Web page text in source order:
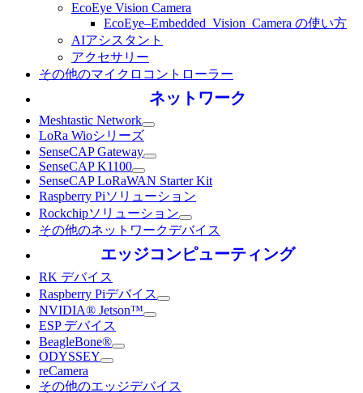
EcoEye Vision Camera
EcoEye–Embedded_Vision_Camera の使い方
AIアシスタント
アクセサリー
その他のマイクロコントローラー
ネットワーク
Meshtastic Network
LoRa Wioシリーズ
SenseCAP Gateway
SenseCAP K1100
SenseCAP LoRaWAN Starter Kit
Raspberry Piソリューション
Rockchipソリューション
その他のネットワークデバイス
エッジコンピューティング
RK デバイス
Raspberry Piデバイス
NVIDIA® Jetson™
ESP デバイス
BeagleBone®
ODYSSEY
reCamera
その他のエッジデバイス